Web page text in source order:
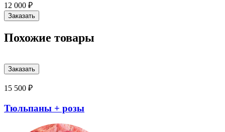
12 000 ₽
Похожие товары
15 500 ₽
Тюльпаны + розы